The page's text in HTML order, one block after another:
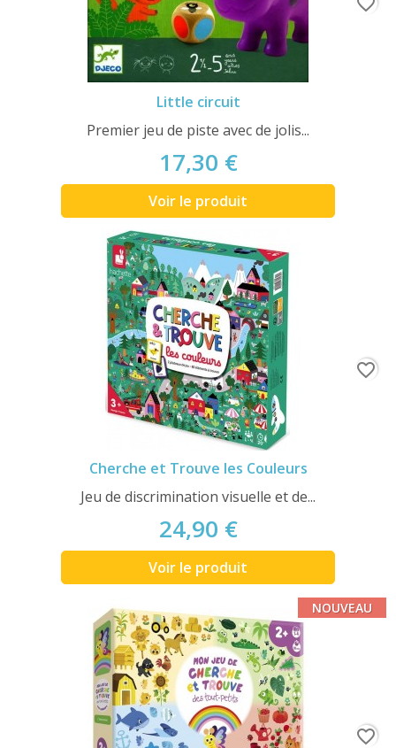
Little circuit
Premier jeu de piste avec de jolis...
17,30 €
Voir le produit
Cherche et Trouve les Couleurs
Jeu de discrimination visuelle et de...
24,90 €
Voir le produit
favorite_border
NOUVEAU
favorite_border